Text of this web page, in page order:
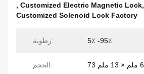
, Customized Electric Magnetic Lock,
Customized Solenoid Lock Factory
رطوبة: 5٪ -95٪
الحجم: